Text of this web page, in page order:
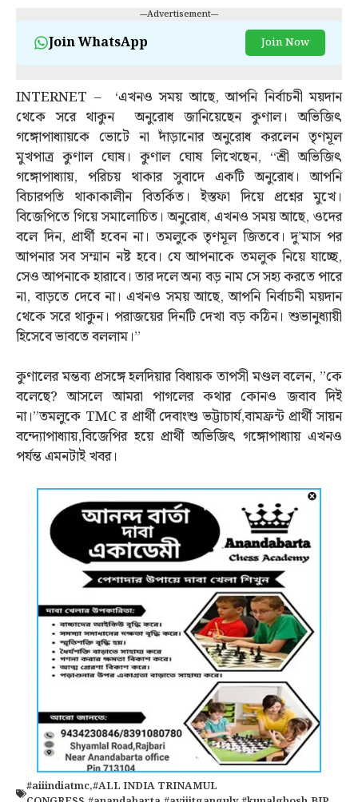
---Advertisement---
Join WhatsApp Join Now
INTERNET – ‘এখনও সময় আছে, আপনি নির্বাচনী ময়দান
থেকে সরে থাকুন অনুরোধ জানিয়েছেন কুণাল। অভিজিত্‍
গঙ্গোপাধ্যায়কে ভোটে না দাঁড়ানোর অনুরোধ করলেন তৃণমূল
মুখপাত্র কুণাল ঘোষ। কুণাল ঘোষ লিখেছেন, “শ্রী অভিজিত্‍
গঙ্গোপাধ্যায়, পরিচয় থাকার সুবাদে একটি অনুরোধ। আপনি
বিচারপতি থাকাকালীন বিতর্কিত। ইস্তফা দিয়ে প্রশ্নের মুখে।
বিজেপিতে গিয়ে সমালোচিত। অনুরোধ, এখনও সময় আছে, ওদের
বলে দিন, প্রার্থী হবেন না। তমলুকে তৃণমূল জিতবে। দু’মাস পর
আপনার সব সম্মান নষ্ট হবে। যে আপনাকে তমলুক নিয়ে যাচ্ছে,
সেও আপনাকে হারাবে। তার দলে অন্য বড় নাম সে সহ্য করতে পারে
না, বাড়তে দেবে না। এখনও সময় আছে, আপনি নির্বাচনী ময়দান
থেকে সরে থাকুন। পরাজয়ের দিনটি দেখা বড় কঠিন। শুভানুধ্যায়ী
হিসেবে ভাবতে বললাম।”
কুণালের মন্তব্য প্রসঙ্গে হলদিয়ার বিধায়ক তাপসী মণ্ডল বলেন, ”কে
বলেছে? আসলে আমরা পাগলের কথার কোনও জবাব দিই
না।”তমলুকে TMC র প্রার্থী দেবাংশু ভট্টাচার্য,বামফ্রন্ট প্রার্থী সায়ন
বন্দ্যোপাধ্যায়,বিজেপির হয়ে প্রার্থী অভিজিত্‍ গঙ্গোপাধ্যায় এখনও
পর্যন্ত এমনটাই খবর।
#aiiindiatmc,#ALL INDIA TRINAMUL